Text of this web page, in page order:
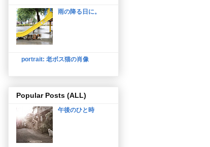
雨の降る日に。
portrait: 老ボス猫の肖像
Popular Posts (ALL)
午後のひと時